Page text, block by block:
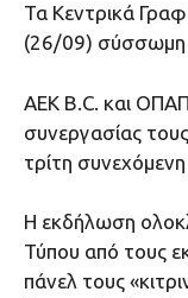
Τα Κεντρικά
(26/09) σύσσωμη
ΑΕΚ B.C. και
συνεργασίας
τρίτη
Η εκδήλωση
Τύπου από τους
πάνελ τους